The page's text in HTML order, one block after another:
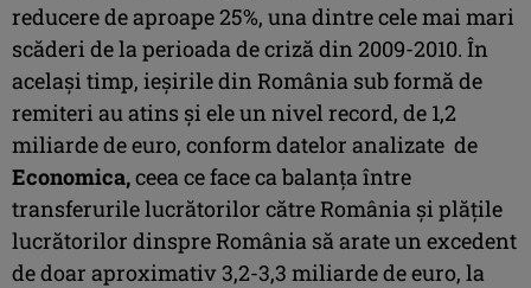
reducere de aproape 25%, una dintre cele mai mari
scăderi de la perioada de criză din 2009-2010. În
același timp, ieșirile din România sub formă de
remiteri au atins și ele un nivel record, de 1,2
miliarde de euro, conform datelor analizate de
Economica,ceea ce face ca balanța între
transferurile lucrătorilor către România și plățile
lucrătorilor dinspre România să arate un excedent
de doar aproximativ 3,2-3,3 miliarde de euro, la